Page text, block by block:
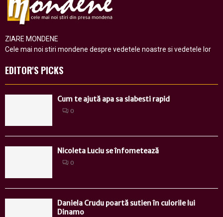
ZIARE MONDENE
Cele mai noi stiri mondene despre vedetele noastre si vedetele lor
EDITOR'S PICKS
Cum te ajută apa sa slabesti rapid
0
Nicoleta Luciu se înfometează
0
Daniela Crudu poartă sutien în culorile lui
Dinamo